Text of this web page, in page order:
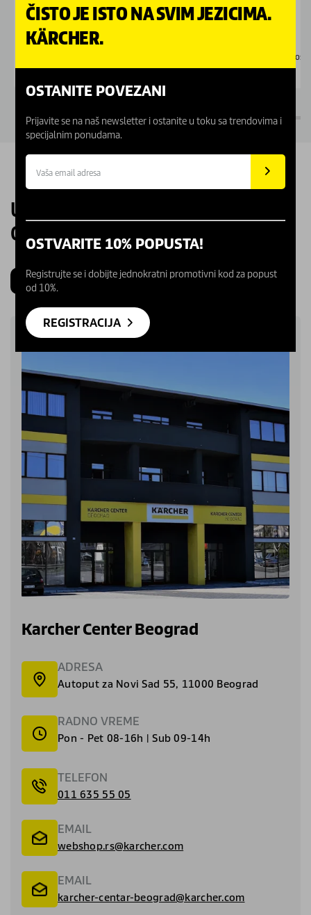
Akcija traje još: 35d : 19 : 43
UPOZNAJTE NAŠE KARCHER
CENTRE
Beograd Novi Sad Kragujevac Niš
Karcher Center Beograd
ADRESA
Autoput za Novi Sad 55, 11000 Beograd
RADNO VREME
Pon - Pet 08-16h | Sub 09-14h
TELEFON
011 635 55 05
EMAIL
webshop.rs@karcher.com
EMAIL
karcher-centar-beograd@karcher.com
ČISTO JE ISTO NA SVIM JEZICIMA.
KÄRCHER.
OSTANITE POVEZANI
Prijavite se na naš newsletter i ostanite u toku sa trendovima i
specijalnim ponudama.
OSTVARITE 10% POPUSTA!
Registrujte se i dobijte jednokratni promotivni kod za popust
od 10%.
REGISTRACIJA